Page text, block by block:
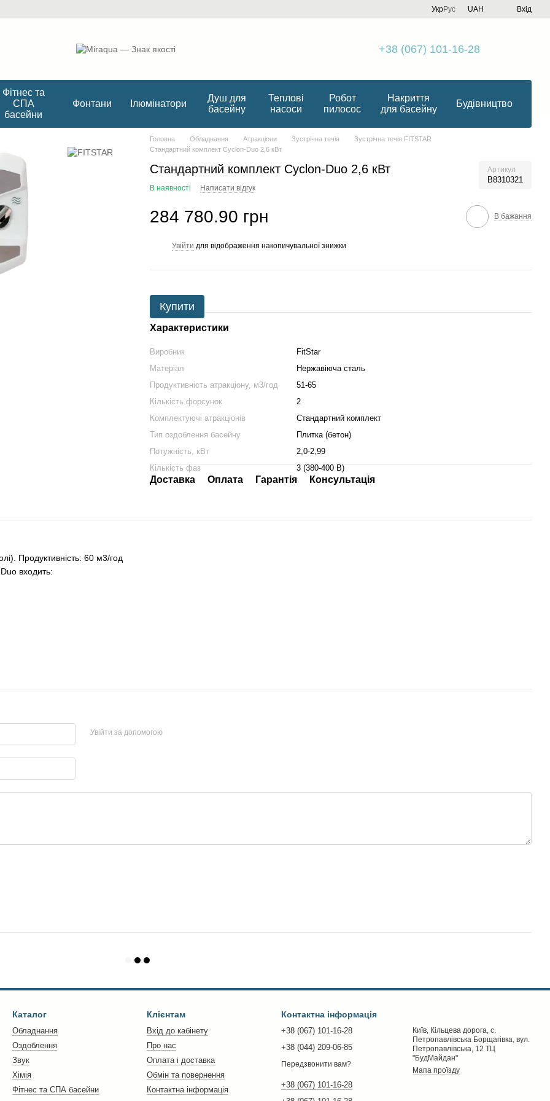
УкрРус UAH Вхід
+38 (067) 101-16-28
Фітнес та
СПА
басейни
Фонтани Ілюмінатори
Душ для
басейну
Теплові
насоси
Робот
пилосос
Накриття
для басейну
Будівництво
Головна Обладнання Атракціони Зустрічна течія
Зустрічна течія FITSTAR
Стандартний комплект Cyclon-Duo 2,6 кВт
Стандартний комплект Cyclon-Duo 2,6 кВт Артикул
B8310321
В наявності Написати відгук
284 780.90 грн В бажання
Увійти для відображення накопичувальної знижки
Купити
Характеристики
Виробник
FitStar
Матеріал
Нержавіюча сталь
Продуктивність атракціону, м3/год
51-65
Кількість форсунок
2
Комплектуючі атракціонів
Стандартний комплект
Тип оздоблення басейну
Плитка (бетон)
Потужність, кВт
2,0-2,99
Кількість фаз
3 (380-400 В)
Доставка Оплата Гарантія Консультація
Продуктивність: 60 м3/год
входить:
Увійти за допомогою
Каталог
Обладнання
Оздоблення
Звук
Хімія
Фітнес та СПА басейни
Клієнтам
Вхід до кабінету
Про нас
Оплата і доставка
Обмін та повернення
Контактна інформація
Контактна інформація
+38 (067) 101-16-28
+38 (044) 209-06-85
Передзвонити вам?
+38 (067) 101-16-28
Київ, Кільцева дорога, с.
Петропавлівська Борщагівка, вул.
Петропавлівська, 12 ТЦ
"БудМайдан"
Мапа проїзду